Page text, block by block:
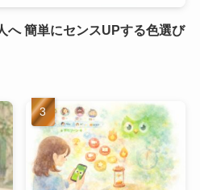
へ 簡単にセンスUPする色選び